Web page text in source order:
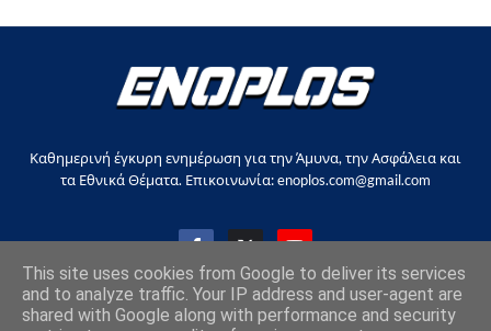
Καθημερινή έγκυρη ενημέρωση για την Άμυνα, την Ασφάλεια και
τα Εθνικά Θέματα. Επικοινωνία: enoplos.com@gmail.com
This site uses cookies from Google to deliver its services
and to analyze traffic. Your IP address and user-agent are
shared with Google along with performance and security